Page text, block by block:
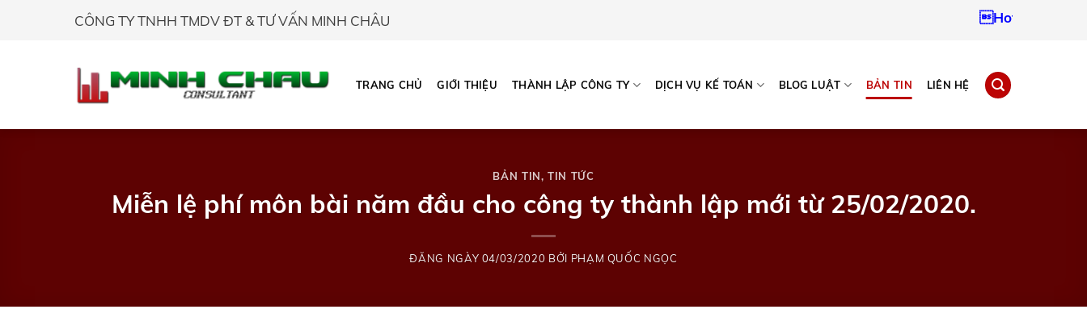
CÔNG TY TNHH TMDV ĐT & TƯ VẤN MINH CHÂU Hotline:
TRANG CHỦ GIỚI THIỆU THÀNH LẬP CÔNG TY DỊCH VỤ KẾ TOÁN BLOG LUẬT BẢN TIN LIÊN HỆ
BẢN TIN,TIN TỨC
Miễn lệ phí môn bài năm đầu cho công ty thành lập mới từ 25/02/2020.
ĐĂNG NGÀY 04/03/2020 BỞI PHẠM QUỐC NGỌC